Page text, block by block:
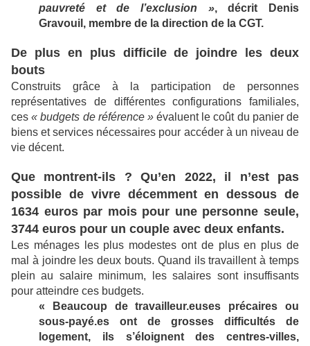
pauvreté et de l’exclusion », décrit Denis
Gravouil, membre de la direction de la CGT.
De plus en plus difficile de joindre les deux
bouts
Construits grâce à la participation de personnes
représentatives de différentes configurations familiales,
ces« budgets de référence »évaluent le coût du panier de
biens et services nécessaires pour accéder à un niveau de
vie décent.
Que montrent-ils ? Qu’en 2022, il n’est pas
possible de vivre décemment en dessous de
1634 euros par mois pour une personne seule,
3744 euros pour un couple avec deux enfants.
Les ménages les plus modestes ont de plus en plus de
mal à joindre les deux bouts. Quand ils travaillent à temps
plein au salaire minimum, les salaires sont insuffisants
pour atteindre ces budgets.
« Beaucoup de travailleur.euses précaires ou
sous-payé.es ont de grosses difficultés de
logement, ils s’éloignent des centres-villes,